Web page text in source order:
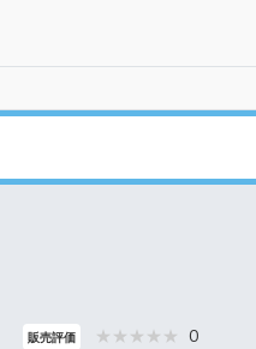
販売評価 0